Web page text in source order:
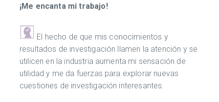
¡Me encanta mi trabajo!
El hecho de que mis conocimientos y
resultados de investigación llamen la atención y se
utilicen en la industria aumenta mi sensación de
utilidad y me da fuerzas para explorar nuevas
cuestiones de investigación interesantes.